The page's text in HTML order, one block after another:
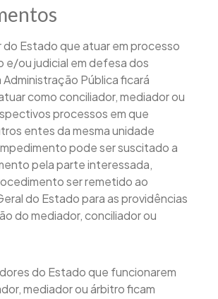
do Estado que atuar em processo
e/ou judicial em defesa dos
Pública ficará
como conciliador, mediador ou
processos em que
entes da mesma unidade
pode ser suscitado a
pela parte interessada,
ser remetido ao
do Estado para as providências
do mediador, conciliador ou
do Estado que funcionarem
mediador ou árbitro ficam